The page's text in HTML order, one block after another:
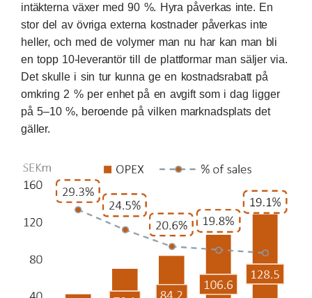
intäkterna växer med 90 %. Hyra påverkas inte. En
stor del av övriga externa kostnader påverkas inte
heller, och med de volymer man nu har kan man bli
en topp 10-leverantör till de plattformar man säljer via.
Det skulle i sin tur kunna ge en kostnadsrabatt på
omkring 2 % per enhet på en avgift som i dag ligger
på 5–10 %, beroende på vilken marknadsplats det
gäller.